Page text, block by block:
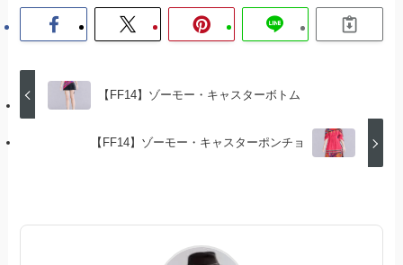
【FF14】ゾーモー・キャスターボトム
【FF14】ゾーモー・キャスターポンチョ